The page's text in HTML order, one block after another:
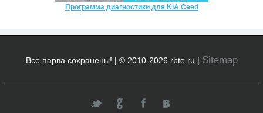
Программа диагностики для KIA Ceed
Все парва сохранены! | © 2010-2026 rbte.ru | Sitemap